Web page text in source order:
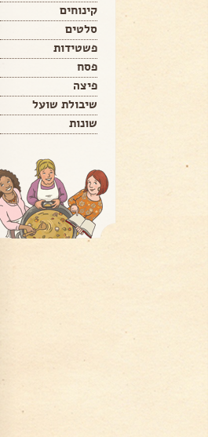
קינוחים
סלטים
פשטידות
פסח
פיצה
שיבולת שועל
שונות